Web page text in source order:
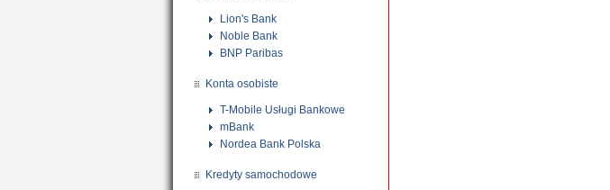
Lion's Bank
Noble Bank
BNP Paribas
Konta osobiste
T-Mobile Usługi Bankowe
mBank
Nordea Bank Polska
Kredyty samochodowe